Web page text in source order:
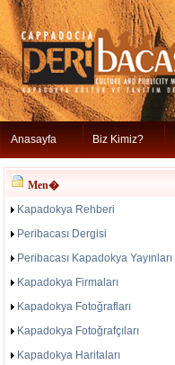
Anasayfa Biz Kimiz?
Men�
Kapadokya Rehberi
Peribacası Dergisi
Peribacası Kapadokya Yayınları
Kapadokya Firmaları
Kapadokya Fotoğrafları
Kapadokya Fotoğrafçıları
Kapadokya Haritaları